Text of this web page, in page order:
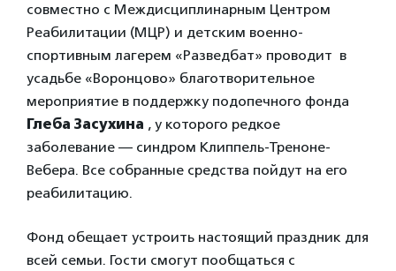
совместно с Междисциплинарным Центром
Реабилитации (МЦР) и детским военно-
спортивным лагерем «Разведбат» проводит в
усадьбе «Воронцово» благотворительное
мероприятие в поддержку подопечного фонда
Глеба Засухина , у которого редкое
заболевание — синдром Клиппель-Треноне-
Вебера. Все собранные средства пойдут на его
реабилитацию.
Фонд обещает устроить настоящий праздник для
всей семьи. Гости смогут пообщаться с